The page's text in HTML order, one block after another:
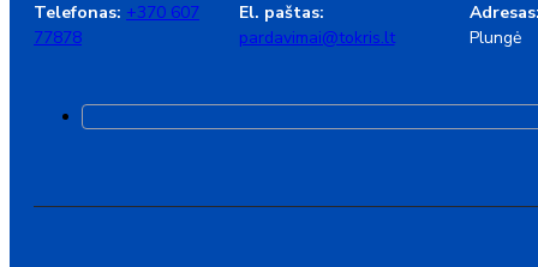
Telefonas: +370 607
77878
El. paštas:
pardavimai@tokris.lt
Plungė